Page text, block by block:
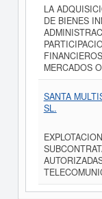
LA
DE BIENES
MERCADOS
SANTA
SL.